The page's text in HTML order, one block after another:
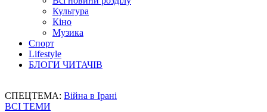
Культура
Кіно
Музика
Спорт
Lifestyle
БЛОГИ ЧИТАЧІВ
СПЕЦТЕМА: Війна в Ірані
ВСІ ТЕМИ